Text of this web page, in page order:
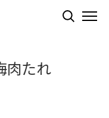
検索する
肉たれ